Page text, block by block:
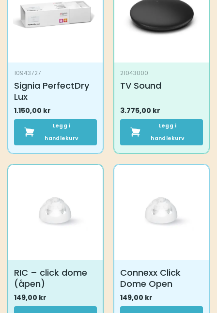
10943727
Signia PerfectDry
Lux
1.150,00 kr
Legg i
handlekurv
21043000
TV Sound
3.775,00 kr
Legg i
handlekurv
RIC – click dome
(åpen)
149,00 kr
Connexx Click
Dome Open
149,00 kr